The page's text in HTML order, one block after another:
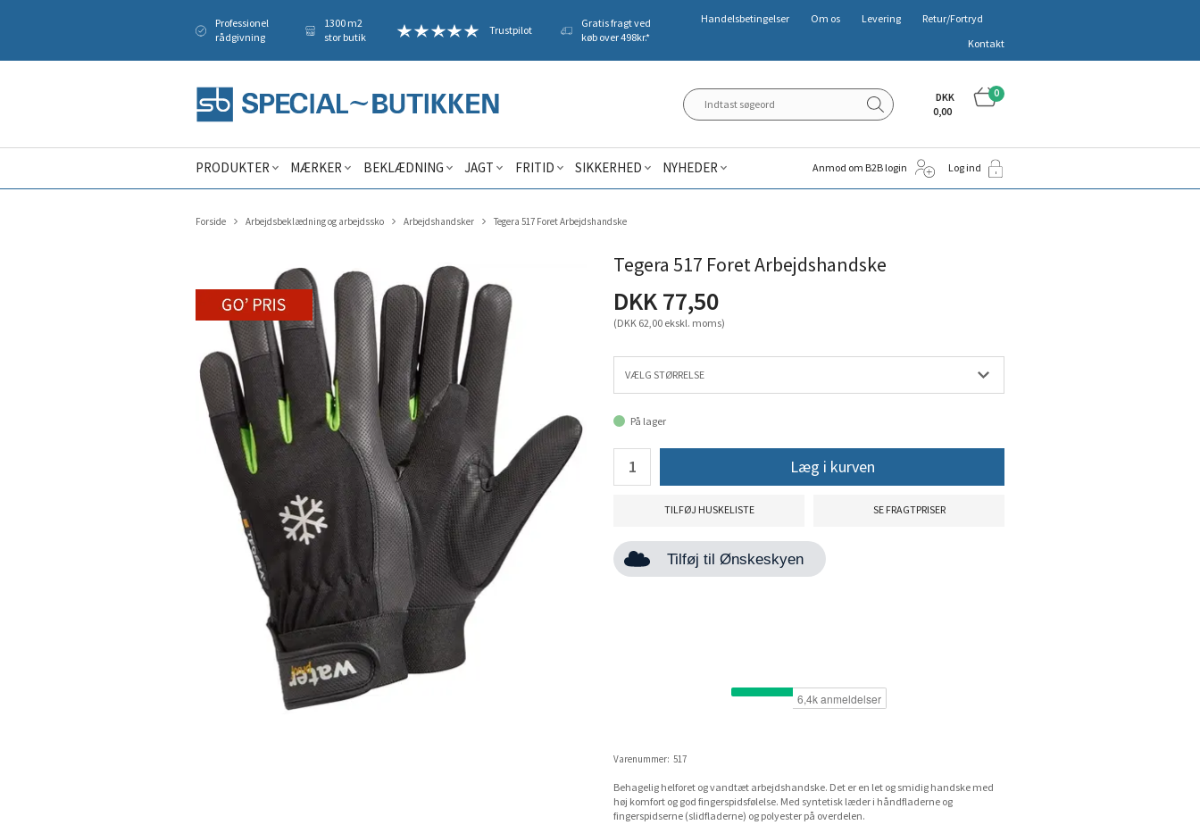
Professionel
rådgivning
1300 m2
stor butik
Trustpilot
Gratis fragt ved
køb over 498kr.*
Handelsbetingelser Om os Levering
Retur/Fortryd
Kontakt
0
DKK
0,00
PRODUKTER MÆRKER BEKLÆDNING JAGT FRITID SIKKERHED NYHEDER Anmod om B2B login Log ind
Forside Arbejdsbeklædning og arbejdssko Arbejdshandsker Tegera 517 Foret Arbejdshandske
Tegera 517 Foret Arbejdshandske
DKK 77,50
(DKK 62,00 ekskl. moms)
På lager
Læg i kurven
TILFØJ HUSKELISTE SE FRAGTPRISER
Tilføj til Ønskeskyen
Varenummer: 517
Behagelig helforet og vandtæt arbejdshandske. Det er en let og smidig handske med
høj komfort og god fingerspidsfølelse. Med syntetisk læder i håndfladerne og
fingerspidserne (slidfladerne) og polyester på overdelen.